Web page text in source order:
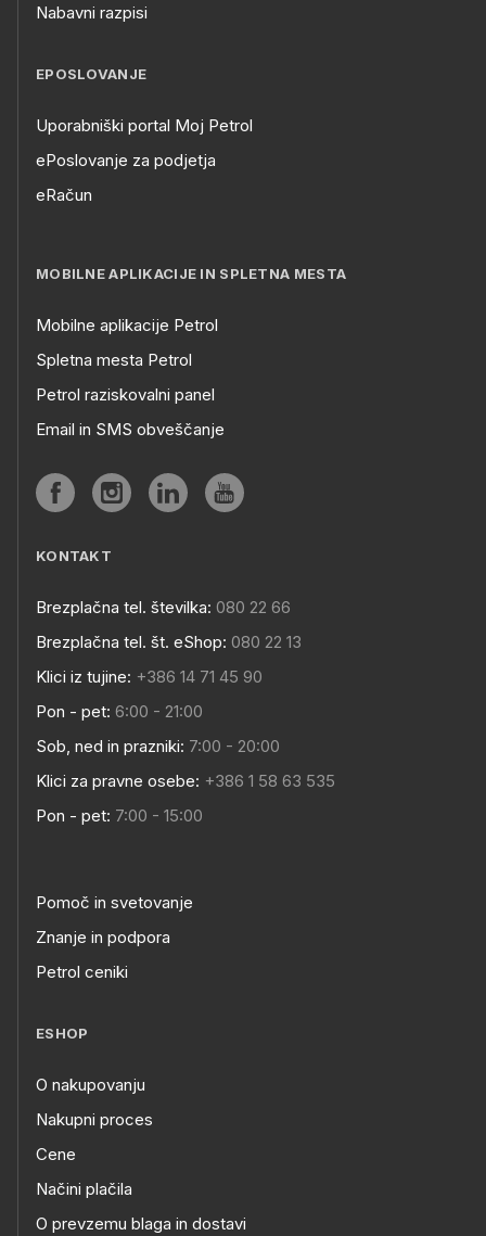
Nabavni razpisi
EPOSLOVANJE
Uporabniški portal Moj Petrol
ePoslovanje za podjetja
eRačun
MOBILNE APLIKACIJE IN SPLETNA MESTA
Mobilne aplikacije Petrol
Spletna mesta Petrol
Petrol raziskovalni panel
Email in SMS obveščanje
KONTAKT
Brezplačna tel. številka: 080 22 66
Brezplačna tel. št. eShop: 080 22 13
Klici iz tujine: +386 14 71 45 90
Pon - pet: 6:00 - 21:00
Sob, ned in prazniki: 7:00 - 20:00
Klici za pravne osebe: +386 1 58 63 535
Pon - pet: 7:00 - 15:00
Pomoč in svetovanje
Znanje in podpora
Petrol ceniki
ESHOP
O nakupovanju
Nakupni proces
Cene
Načini plačila
O prevzemu blaga in dostavi